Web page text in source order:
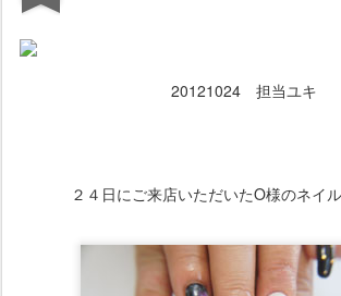
20121024 担当ユキ
２４日にご来店いただいたO様のネイ